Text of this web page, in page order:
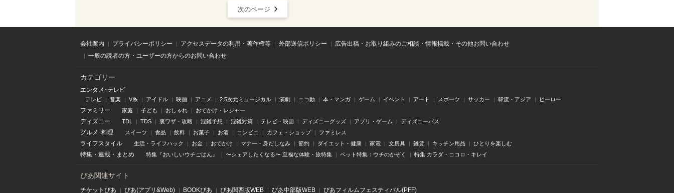
次のページ
会社案内 プライバシーポリシー アクセスデータの利用・著作権等 外部送信ポリシー
広告出稿・お取り組みのご相談・情報掲載・その他お問い合わせ
一般の読者の方・ユーザーの方からのお問い合わせ
カテゴリー
エンタメ･テレビ
テレビ 音楽 V系 アイドル 映画 アニメ 2.5次元ミュージカル 演劇 ニコ動 本・マンガ ゲーム イベント アート スポーツ サッカー 韓流・アジア ヒーロー
ファミリー 家庭 子ども おしゃれ おでかけ・レジャー
ディズニー TDL TDS 裏ワザ・攻略 混雑予想 混雑対策 テレビ・映画 ディズニーグッズ アプリ・ゲーム ディズニーパス
グルメ･料理 スイーツ 食品 飲料 お菓子 お酒 コンビニ カフェ・ショップ ファミレス
ライフスタイル 生活・ライフハック お金 おでかけ マナー・身だしなみ 節約 ダイエット・健康 家電 文房具 雑貨 キッチン用品 ひとりを楽しむ
特集 ・ 連載 ・ まとめ 特集『おいしいウチごはん』 〜シェアしたくなる〜 至福な体験・旅特集 ペット特集：ウチのかぞく 特集 カラダ・ココロ・キレイ
ぴあ関連サイト
チケットぴあ ぴあ(アプリ&Web) BOOKぴあ ぴあ関⻄版WEB ぴあ中部版WEB ぴあフィルムフェスティバル(PFF)